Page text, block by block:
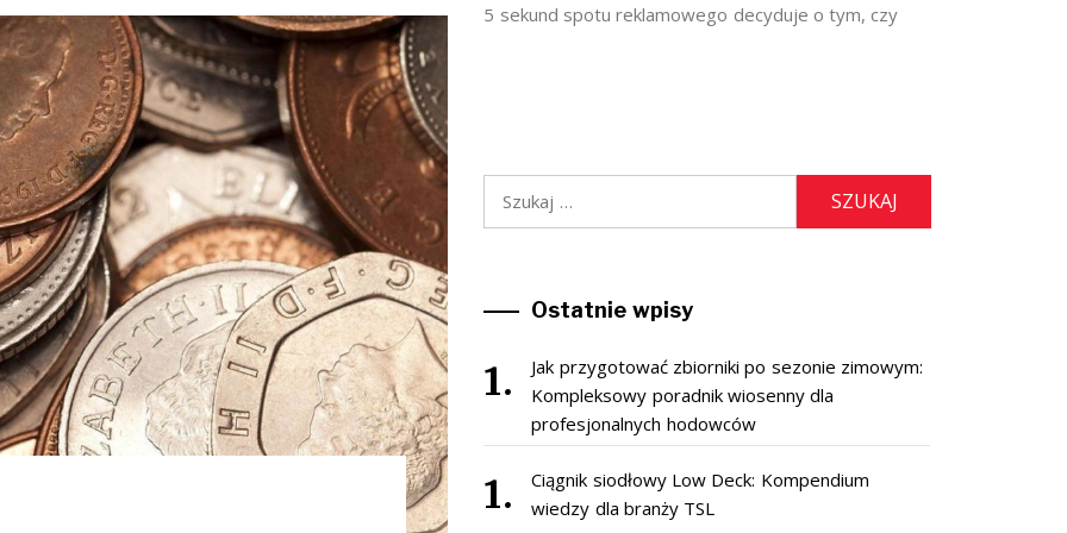
5 sekund spotu reklamowego decyduje o tym, czy
Ostatnie wpisy
Jak przygotować zbiorniki po sezonie zimowym:
Kompleksowy poradnik wiosenny dla
profesjonalnych hodowców
Ciągnik siodłowy Low Deck: Kompendium
wiedzy dla branży TSL